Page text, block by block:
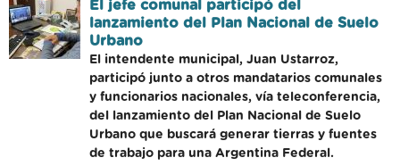
El jefe comunal participó del
lanzamiento del Plan Nacional de Suelo
Urbano
El intendente municipal, Juan Ustarroz,
participó junto a otros mandatarios comunales
y funcionarios nacionales, vía teleconferencia,
del lanzamiento del Plan Nacional de Suelo
Urbano que buscará generar tierras y fuentes
de trabajo para una Argentina Federal.